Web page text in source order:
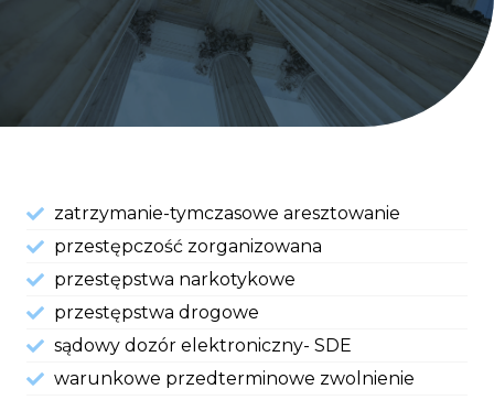
zatrzymanie-tymczasowe aresztowanie
przestępczość zorganizowana
przestępstwa narkotykowe
przestępstwa drogowe
sądowy dozór elektroniczny- SDE
warunkowe przedterminowe zwolnienie